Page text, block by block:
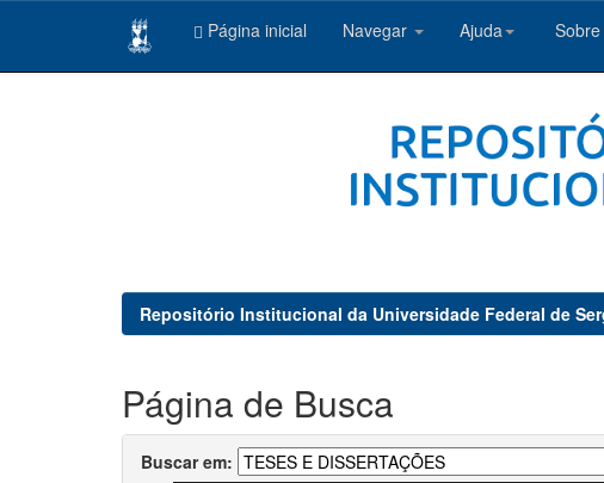
Página inicial Navegar Ajuda
Repositório Institucional da Universidade Federal de
Página de Busca
Buscar em: